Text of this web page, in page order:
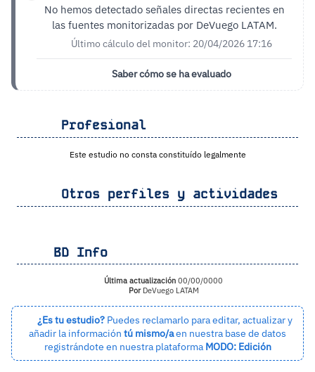
No hemos detectado señales directas recientes en
las fuentes monitorizadas por DeVuego LATAM.
Último cálculo del monitor: 20/04/2026 17:16
Saber cómo se ha evaluado
Profesional
Este estudio no consta constituído legalmente
Otros perfiles y actividades
BD Info
Última actualización 00/00/0000
PorDeVuego LATAM
¿Es tu estudio? Puedes reclamarlo para editar, actualizar y
añadir la información tú mismo/aen nuestra base de datos
registrándote en nuestra plataforma MODO: Edición